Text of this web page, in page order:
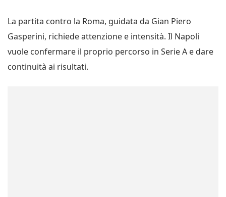
La partita contro la Roma, guidata da Gian Piero
Gasperini, richiede attenzione e intensità. Il Napoli
vuole confermare il proprio percorso in Serie A e dare
continuità ai risultati.